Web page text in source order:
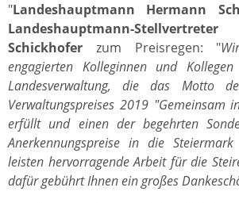
"Landeshauptmann Hermann
Landeshauptmann-
Schickhofer zum Preisregen: "
engagierten Kolleginnen und
Landesverwaltung, die das Motto
Verwaltungspreises 2019 "Gemeinsam
erfüllt und einen der begehrten
Anerkennungspreise in die
leisten hervorragende Arbeit für die
dafür gebührt Ihnen ein großes